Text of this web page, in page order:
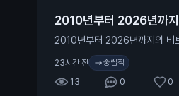
2010년부터 2026년까
2010년부터 2026년까지의 비
23시간 전 중립적
13 0 0